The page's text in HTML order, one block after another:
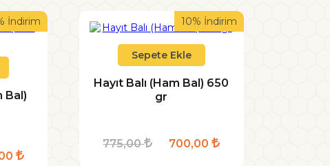
İndirim
Bal)
10% İndirim
Sepete Ekle
Hayıt Balı (Ham Bal) 650
gr
775,00 700,00